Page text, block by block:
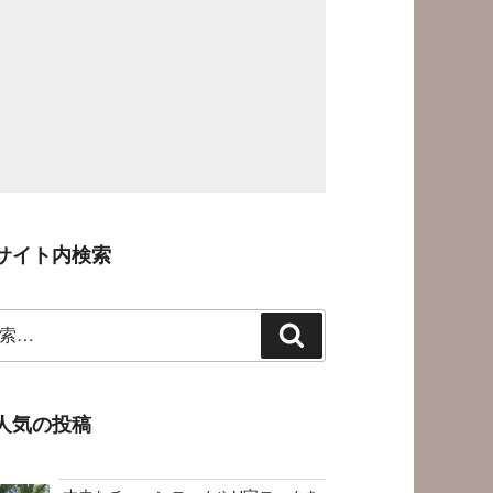
イト内検索
索
気の投稿